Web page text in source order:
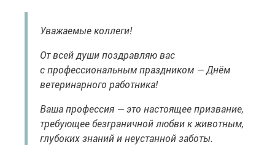
Уважаемые коллеги!
От всей души поздравляю вас
с профессиональным праздником — Днём
ветеринарного работника!
Ваша профессия — это настоящее призвание,
требующее безграничной любви к животным,
глубоких знаний и неустанной заботы.